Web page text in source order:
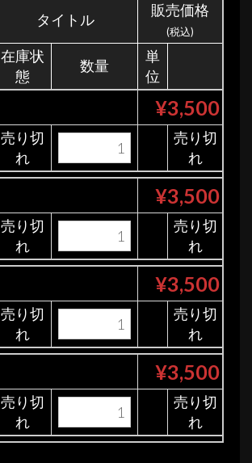
タイトル
販売価格
(税込)
在庫状
態
数量
単
位
¥3,500
売り切
れ
売り切
れ
¥3,500
売り切
れ
売り切
れ
¥3,500
売り切
れ
売り切
れ
¥3,500
売り切
れ
売り切
れ